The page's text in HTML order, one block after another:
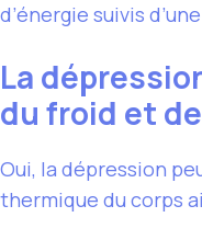
d’énergie suivis
La
du froid et
Oui, la dépression
thermique du corps